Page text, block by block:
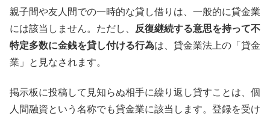
親子間や友人間での一時的な貸し借りは、一般的に貸金業
には該当しません。ただし、
反復継続する意思を持って不
特定多数に金銭を貸し付ける行為は、貸金業法上の「貸金
業」と見なされます。
掲示板に投稿して見知らぬ相手に繰り返し貸すことは、個
人間融資という名称でも貸金業に該当します。登録を受け